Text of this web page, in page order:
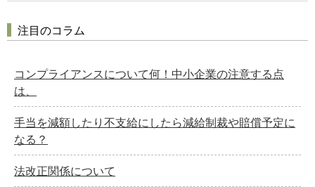
注目のコラム
コンプライアンスについて何！中小企業の注意する点
は、
手当を減額したり不支給にしたら減給制裁や賠償予定に
なる？
法改正関係について